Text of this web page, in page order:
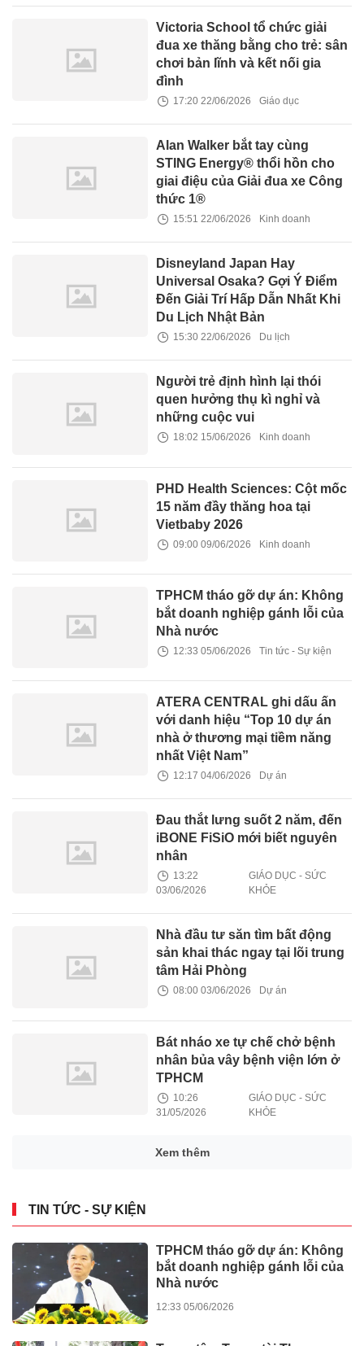
Victoria School tổ chức giải
đua xe thăng bằng cho trẻ: sân
chơi bản lĩnh và kết nối gia
đình
17:20 22/06/2026 Giáo dục
Alan Walker bắt tay cùng
STING Energy® thổi hồn cho
giai điệu của Giải đua xe Công
thức 1®
15:51 22/06/2026 Kinh doanh
Disneyland Japan Hay
Universal Osaka? Gợi Ý Điểm
Đến Giải Trí Hấp Dẫn Nhất Khi
Du Lịch Nhật Bản
15:30 22/06/2026 Du lịch
Người trẻ định hình lại thói
quen hưởng thụ kì nghỉ và
những cuộc vui
18:02 15/06/2026 Kinh doanh
PHD Health Sciences: Cột mốc
15 năm đầy thăng hoa tại
Vietbaby 2026
09:00 09/06/2026 Kinh doanh
TPHCM tháo gỡ dự án: Không
bắt doanh nghiệp gánh lỗi của
Nhà nước
12:33 05/06/2026 Tin tức - Sự kiện
ATERA CENTRAL ghi dấu ấn
với danh hiệu “Top 10 dự án
nhà ở thương mại tiềm năng
nhất Việt Nam”
12:17 04/06/2026 Dự án
Đau thắt lưng suốt 2 năm, đến
iBONE FiSiO mới biết nguyên
nhân
13:22
03/06/2026
GIÁO DỤC - SỨC
KHỎE
Nhà đầu tư săn tìm bất động
sản khai thác ngay tại lõi trung
tâm Hải Phòng
08:00 03/06/2026 Dự án
Bát nháo xe tự chế chở bệnh
nhân bủa vây bệnh viện lớn ở
TPHCM
10:26
31/05/2026
GIÁO DỤC - SỨC
KHỎE
Xem thêm
TIN TỨC - SỰ KIỆN
TPHCM tháo gỡ dự án: Không
bắt doanh nghiệp gánh lỗi của
Nhà nước
12:33 05/06/2026